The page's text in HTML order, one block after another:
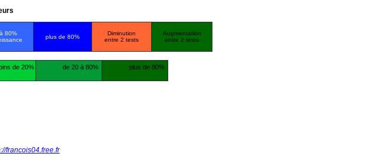
80%
plus de 80%
Diminution
entre 2 tests
Augmentation
entre 2 tests
de 20% de 20 à 80% plus de 80%
francois04.free.fr